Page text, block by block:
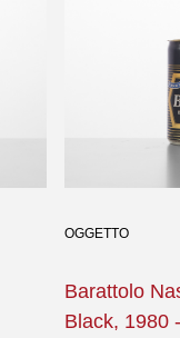
OGGETTO
Barattolo
Black, 1980